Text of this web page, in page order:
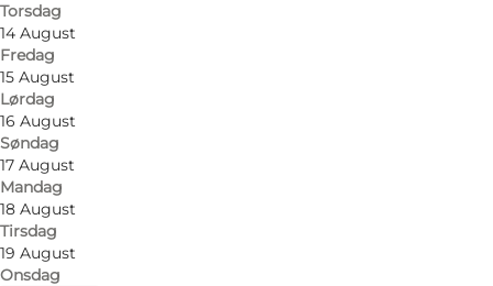
Torsdag
14 August
Fredag
15 August
Lørdag
16 August
Søndag
17 August
Mandag
18 August
Tirsdag
19 August
Onsdag